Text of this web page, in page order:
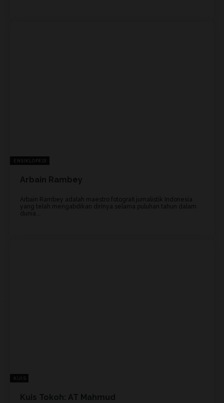
ENSIKLOPEDI
Arbain Rambey
Arbain Rambey adalah maestro fotografi jurnalistik Indonesia
yang telah mengabdikan dirinya selama puluhan tahun dalam
dunia...
KUIS
Kuis Tokoh: AT Mahmud